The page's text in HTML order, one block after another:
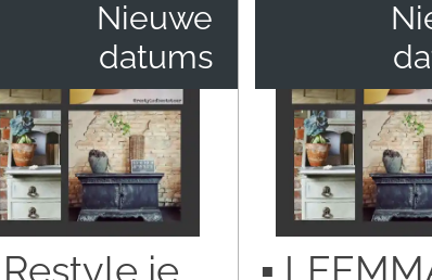
Nieuwe
datums
Restyle je
▪︎